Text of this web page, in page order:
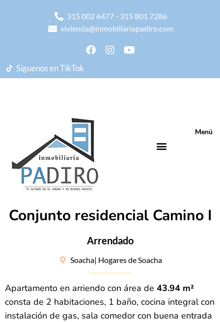
315 002 6477 - 315 801 7286
vivienda@inmobiliariapadiro.com
Síguenos en TikTok
Menú
Conjunto residencial Camino I
Arrendado
Soacha| Hogares de Soacha
Apartamento en arriendo con área de 43.94 m²
consta de 2 habitaciones, 1 baño, cocina integral con
instalación de gas, sala comedor con buena entrada